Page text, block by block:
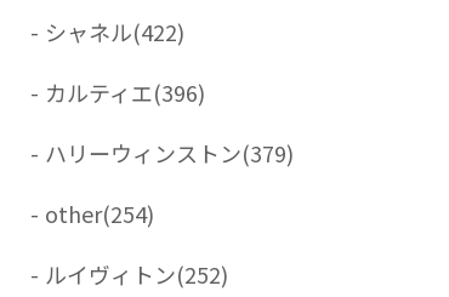
- シャネル(422)
- カルティエ(396)
- ハリーウィンストン(379)
- other(254)
- ルイヴィトン(252)